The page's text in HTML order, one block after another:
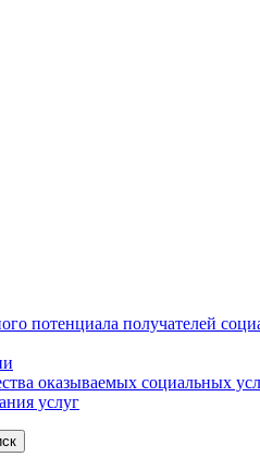
потенциала получателей
оказываемых социальных
услуг